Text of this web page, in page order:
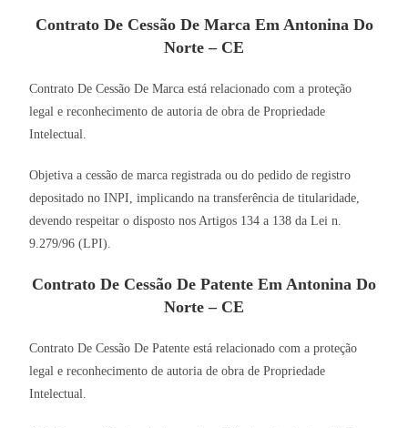
Contrato De Cessão De Marca Em Antonina Do
Norte – CE
Contrato De Cessão De Marca está relacionado com a proteção
legal e reconhecimento de autoria de obra de Propriedade
Intelectual.
Objetiva a cessão de marca registrada ou do pedido de registro
depositado no INPI, implicando na transferência de titularidade,
devendo respeitar o disposto nos Artigos 134 a 138 da Lei n.
9.279/96 (LPI).
Contrato De Cessão De Patente Em Antonina Do
Norte – CE
Contrato De Cessão De Patente está relacionado com a proteção
legal e reconhecimento de autoria de obra de Propriedade
Intelectual.